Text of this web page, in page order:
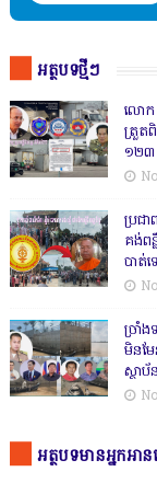
អត្ថបទថ្មីៗ
លោក
ត្រួត
១២៣
ប្រជា
គង់ព
បាត់
ច្រាំ
មិនម
ស្ថា
អត្ថបទមានអ្នកអាន